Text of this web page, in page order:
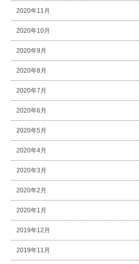
2020年11月
2020年10月
2020年9月
2020年8月
2020年7月
2020年6月
2020年5月
2020年4月
2020年3月
2020年2月
2020年1月
2019年12月
2019年11月